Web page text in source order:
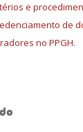
e
de
no PPGH.